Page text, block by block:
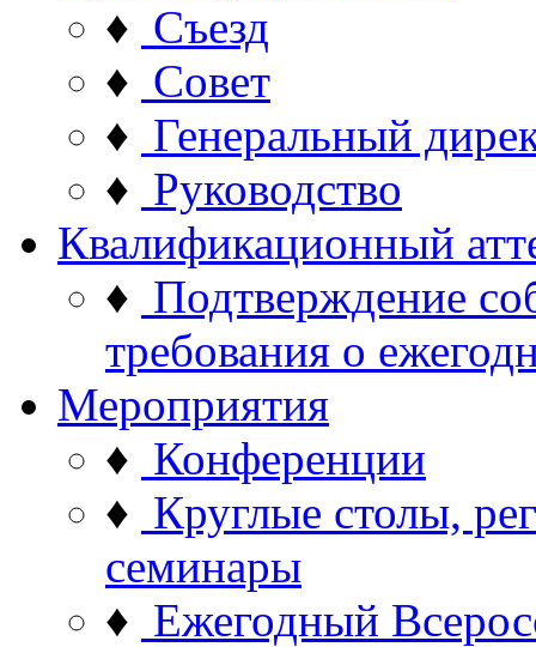
♦ Съезд
♦ Совет
♦ Генеральный
♦ Руководство
Квалификационный
♦ Подтверждение
требования о
Мероприятия
♦ Конференции
♦ Круглые столы,
семинары
♦ Ежегодный